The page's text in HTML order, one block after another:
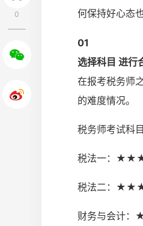
0
何保持好心态
01
选择科目 进行
在报考税务师
的难度情况。
税务师考试科
税法一：
税法二：
财务与会计